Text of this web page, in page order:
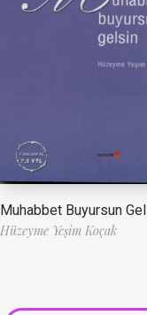
Muhabbet Buyursun
Hüzeyme Yeşim Koçak